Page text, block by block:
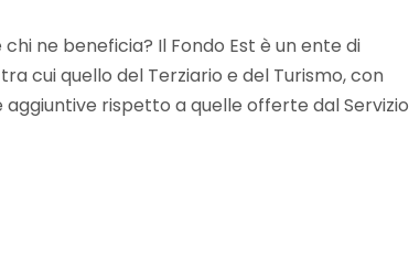
chi ne beneficia? Il Fondo Est è un ente di
cui quello del Terziario e del Turismo, con
rispetto a quelle offerte dal Servizio